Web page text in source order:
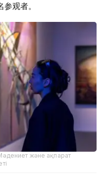
观者。
және ақпарат